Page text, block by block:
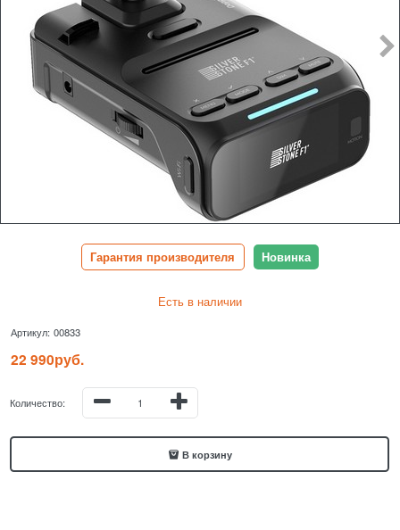
Гарантия производителя Новинка
Есть в наличии
Артикул: 00833
22 990руб.
Количество:
В корзину